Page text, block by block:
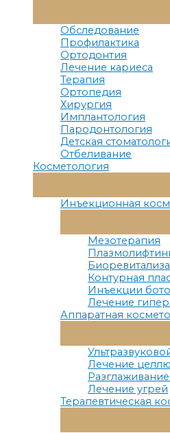
Обследование
Профилактика
Ортодонтия
Лечение кариеса
Терапия
Ортопедия
Хирургия
Имплантология
Пародонтология
Детская
Отбеливание
Косметология
Инъекционная
Мезотерапия
Контурная
Инъекции
Лечение
Аппаратная
Лечение
Лечение угрей
Терапевтическая